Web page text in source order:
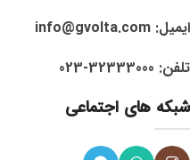
ایمیل: info@gvolta.com
تلفن: 32333000-023
شبکه های اجتماعی